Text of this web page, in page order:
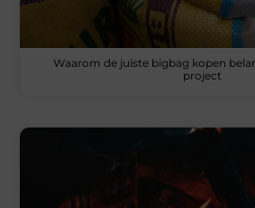
Waarom de juiste bigbag kopen
project